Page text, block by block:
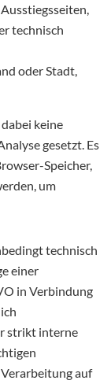
technisch
oder Stadt,
keine
gesetzt. Es
Speicher,
um
technisch
einer
in Verbindung
strikt interne
auf